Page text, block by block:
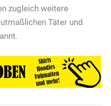
zugleich weitere
Täter und